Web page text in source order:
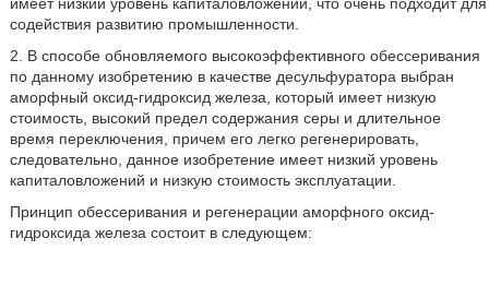
содействия развитию промышленности.
2. В способе обновляемого высокоэффективного обессеривания
по данному изобретению в качестве десульфуратора выбран
аморфный оксид-гидроксид железа, который имеет низкую
стоимость, высокий предел содержания серы и длительное
время переключения, причем его легко регенерировать,
следовательно, данное изобретение имеет низкий уровень
капиталовложений и низкую стоимость эксплуатации.
Принцип обессеривания и регенерации аморфного оксид-
гидроксида железа состоит в следующем: